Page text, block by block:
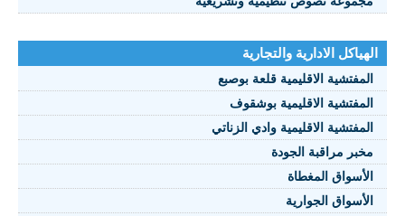
الهياكل الادارية والتجارية
المفتشية الاقليمية قلعة بوصبع
المفتشية الاقليمية بوشقوف
المفتشية الاقليمية وادي الزناتي
مخبر مراقبة الجودة
الأسواق المغطاة
الأسواق الجوارية